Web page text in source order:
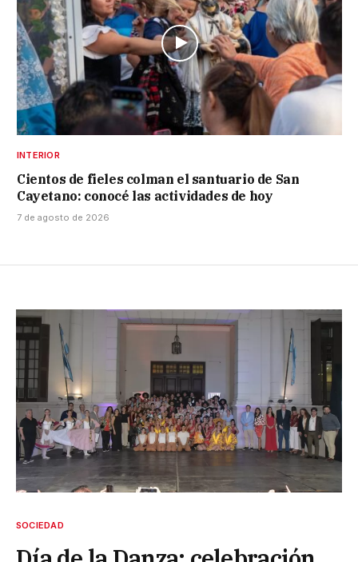
INTERIOR
Cientos de fieles colman el santuario de San
Cayetano: conocé las actividades de hoy
7 de agosto de 2026
SOCIEDAD